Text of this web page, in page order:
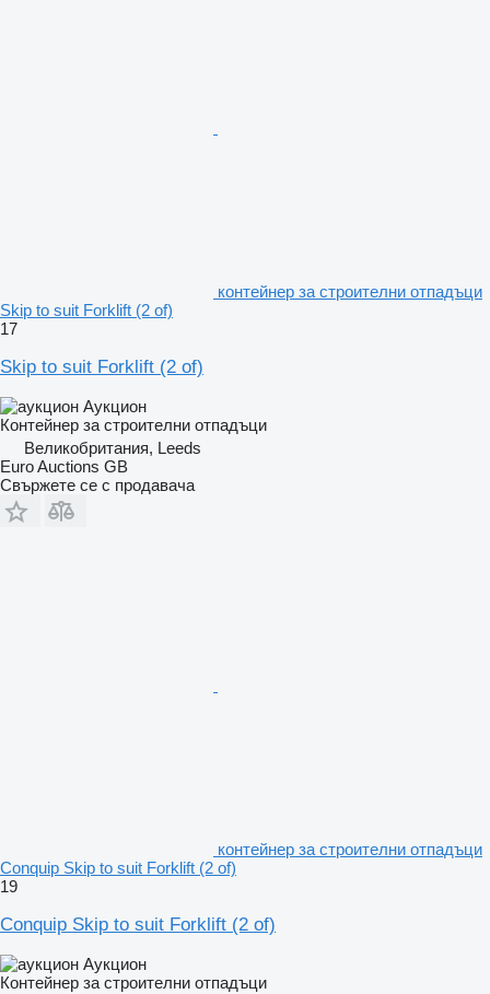
контейнер за строителни отпадъци
Skip to suit Forklift (2 of)
17
Skip to suit Forklift (2 of)
Аукцион
Контейнер за строителни отпадъци
Великобритания, Leeds
Euro Auctions GB
Свържете се с продавача
контейнер за строителни отпадъци
Conquip Skip to suit Forklift (2 of)
19
Conquip Skip to suit Forklift (2 of)
Аукцион
Контейнер за строителни отпадъци